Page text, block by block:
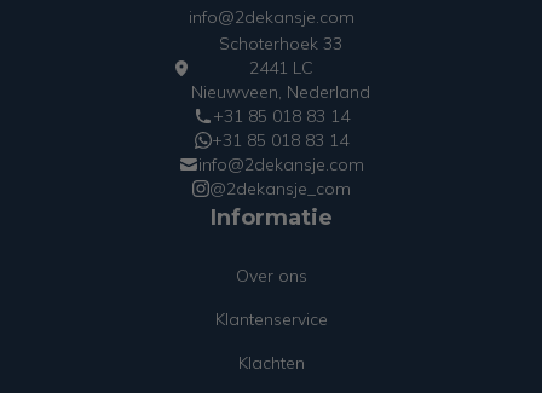
info@2dekansje.com
Schoterhoek 33
2441 LC
Nieuwveen, Nederland
+31 85 018 83 14
+31 85 018 83 14
info@2dekansje.com
@2dekansje_com
Informatie
Over ons
Klantenservice
Klachten